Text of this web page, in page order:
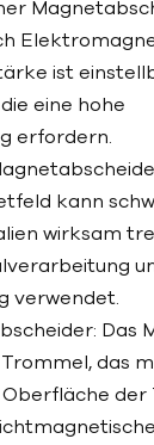
ist
eine hohe
erfordern.
kann
wirksam
verwendet.
Das
das
der